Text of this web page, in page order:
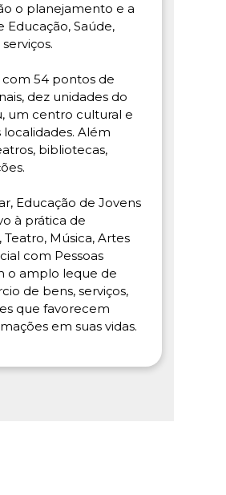
o planejamento e a
Educação, Saúde,
com 54 pontos de
dez unidades do
um centro cultural e
localidades. Além
bibliotecas,
Educação de Jovens
à prática de
Música, Artes
com Pessoas
o amplo leque de
de bens, serviços,
que favorecem
em suas vidas.